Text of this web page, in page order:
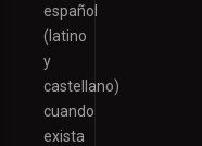
español
(latino
y
castellano)
cuando
exista